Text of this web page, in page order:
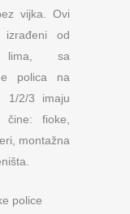
vijka. Ovi
izrađeni od
lima, sa
polica na
1/2/3 imaju
fioke,
montažna
police